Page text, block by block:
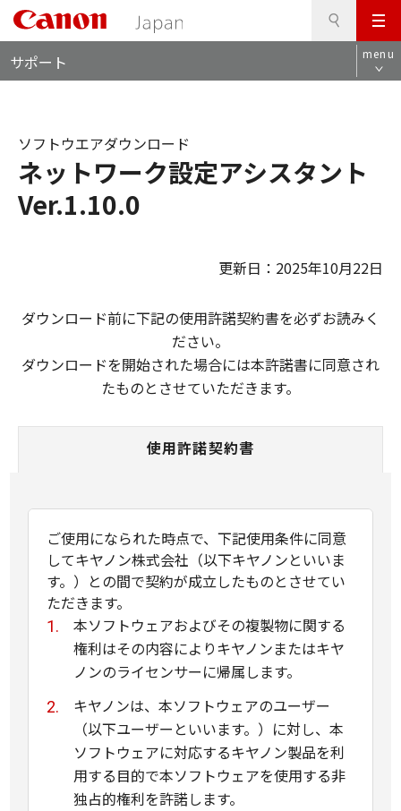
メ
ニ
ュ
サポート menu
ネットワーク設定アシスタント
Ver.1.10.0
ソフトウエアダウンロード
更新日：2025年10月22日
ダウンロード前に下記の使用許諾契約書を必ずお読みく
ださい。
ダウンロードを開始された場合には本許諾書に同意され
たものとさせていただきます。
使用許諾契約書
ご使用になられた時点で、下記使用条件に同意
してキヤノン株式会社（以下キヤノンといいま
す。）との間で契約が成立したものとさせてい
ただきます。
本ソフトウェアおよびその複製物に関する
権利はその内容によりキヤノンまたはキヤ
ノンのライセンサーに帰属します。
キヤノンは、本ソフトウェアのユーザー
（以下ユーザーといいます。）に対し、本
ソフトウェアに対応するキヤノン製品を利
用する目的で本ソフトウェアを使用する非
独占的権利を許諾します。